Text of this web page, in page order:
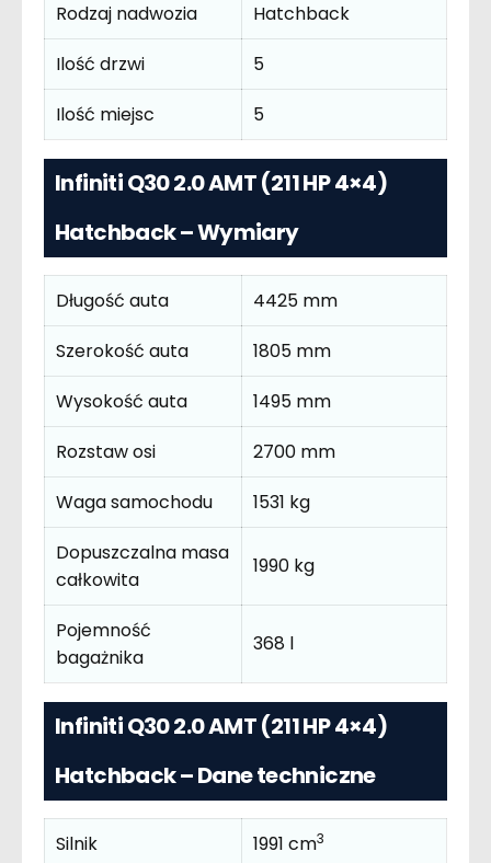
Rodzaj nadwozia
Hatchback
Ilość drzwi
5
Ilość miejsc
5
Infiniti Q30 2.0 AMT (211 HP 4×4)
Hatchback – Wymiary
Długość auta
4425 mm
Szerokość auta
1805 mm
Wysokość auta
1495 mm
Rozstaw osi
2700 mm
Waga samochodu
1531 kg
Dopuszczalna masa
całkowita
1990 kg
Pojemność
bagażnika
368 l
Infiniti Q30 2.0 AMT (211 HP 4×4)
Hatchback – Dane techniczne
Silnik 1991 cm3